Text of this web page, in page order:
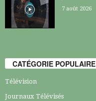
7 août 2026
CATÉGORIE POPULAIRE
Télévision
Journaux Télévisés